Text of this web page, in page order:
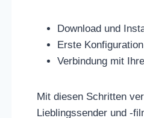
Download und
Erste
Verbindung mit
Mit diesen Schritten
Lieblingssender und -